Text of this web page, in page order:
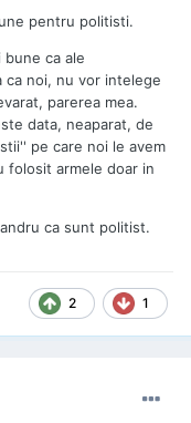
pentru politisti.
bune ca ale
ca noi, nu vor intelege
parerea mea.
data, neaparat, de
pe care noi le avem
folosit armele doar in
ca sunt politist.
2 1